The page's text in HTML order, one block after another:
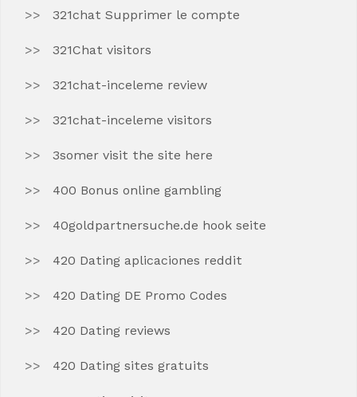
321chat Supprimer le compte
321Chat visitors
321chat-inceleme review
321chat-inceleme visitors
3somer visit the site here
400 Bonus online gambling
40goldpartnersuche.de hook seite
420 Dating aplicaciones reddit
420 Dating DE Promo Codes
420 Dating reviews
420 Dating sites gratuits